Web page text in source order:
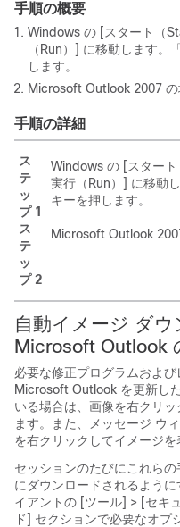
手順の概要
Windows の [スタート（
（Run）] に移動します
します。
Microsoft Outlook 2007 の
手順の詳細
ス
テ
ッ
プ 1
Windows の [スター
実行（Run）] に移動
キーを押します。
ス
テ
ッ
プ 2
Microsoft Outlook
自動イメージ ダ
Microsoft Outlook
必要な修正プログラムおよ
Microsoft Outlook を更新し
いる場合は、画像を右クリ
ます。また、メッセージ ウ
を右クリックしてイメージを
セッションのたびにこれら
にダウンロードされるよう
イアントの [ツール] > [セキ
ド] セクションで必要なオプ